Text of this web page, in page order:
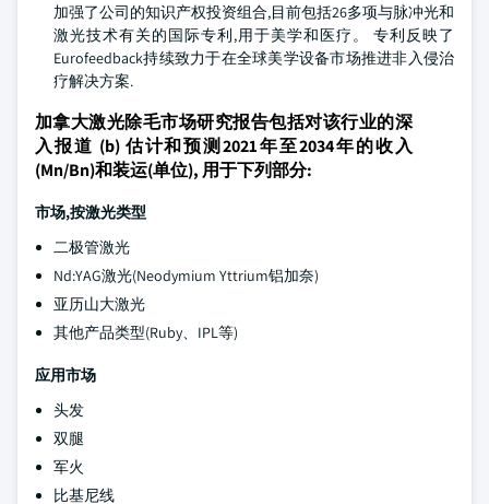
加强了公司的知识产权投资组合,目前包括26多项与脉冲光和
激光技术有关的国际专利,用于美学和医疗。 专利反映了
Eurofeedback持续致力于在全球美学设备市场推进非入侵治
疗解决方案.
加拿大激光除毛市场研究报告包括对该行业的深
入报道 (b) 估计和预测2021年至2034年的收入
(Mn/Bn)和装运(单位), 用于下列部分:
市场,按激光类型
二极管激光
Nd:YAG激光(Neodymium Yttrium铝加奈)
亚历山大激光
其他产品类型(Ruby、IPL等)
应用市场
头发
双腿
军火
比基尼线